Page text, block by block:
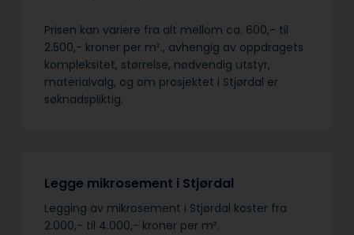
Prisen kan variere fra alt mellom ca. 600,- til
2.500,- kroner per m²., avhengig av oppdragets
kompleksitet, størrelse, nødvendig utstyr,
materialvalg, og om prosjektet i Stjørdal er
søknadspliktig.
Legge mikrosement i Stjørdal
Legging av mikrosement i Stjørdal koster fra
2.000,- til 4.000,- kroner per m².